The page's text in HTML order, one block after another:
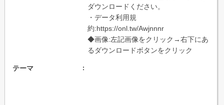
ダウンロードください。
・データ利用規
約:https://onl.tw/Awjnnnr
◆画像:左記画像をクリック→右下にあ
るダウンロードボタンをクリック
テーマ